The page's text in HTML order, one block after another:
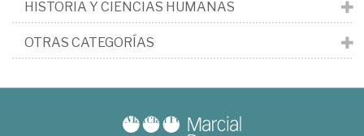
HISTORIA Y CIENCIAS HUMANAS
OTRAS CATEGORÍAS